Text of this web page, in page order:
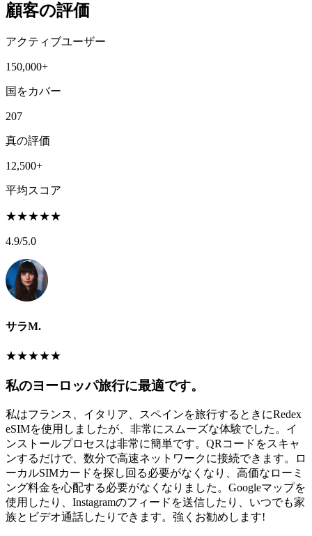
顧客の評価
アクティブユーザー
150,000+
国をカバー
207
真の評価
12,500+
平均スコア
★★★★★
4.9/5.0
サラM.
★★★★★
私のヨーロッパ旅行に最適です。
私はフランス、イタリア、スペインを旅行するときにRedex
eSIMを使用しましたが、非常にスムーズな体験でした。イ
ンストールプロセスは非常に簡単です。QRコードをスキャ
ンするだけで、数分で高速ネットワークに接続できます。ロ
ーカルSIMカードを探し回る必要がなくなり、高価なローミ
ング料金を心配する必要がなくなりました。Googleマップを
使用したり、Instagramのフィードを送信したり、いつでも家
族とビデオ通話したりできます。強くお勧めします!